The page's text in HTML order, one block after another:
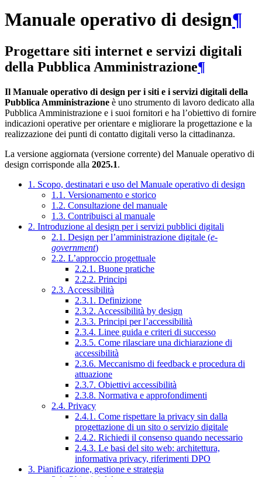
Manuale operativo di design¶
Progettare siti internet e servizi digitali
della Pubblica Amministrazione¶
Il Manuale operativo di design per i siti e i servizi digitali della
Pubblica Amministrazione è uno strumento di lavoro dedicato alla
Pubblica Amministrazione e i suoi fornitori e ha l’obiettivo di fornire
indicazioni operative per orientare e migliorare la progettazione e la
realizzazione dei punti di contatto digitali verso la cittadinanza.
La versione aggiornata (versione corrente) del Manuale operativo di
design corrisponde alla 2025.1.
1. Scopo, destinatari e uso del Manuale operativo di design
1.1. Versionamento e storico
1.2. Consultazione del manuale
1.3. Contribuisci al manuale
2. Introduzione al design per i servizi pubblici digitali
2.1. Design per l’amministrazione digitale (e-
government)
2.2. L’approccio progettuale
2.2.1. Buone pratiche
2.2.2. Principi
2.3. Accessibilità
2.3.1. Definizione
2.3.2. Accessibilità by design
2.3.3. Principi per l’accessibilità
2.3.4. Linee guida e criteri di successo
2.3.5. Come rilasciare una dichiarazione di
accessibilità
2.3.6. Meccanismo di feedback e procedura di
attuazione
2.3.7. Obiettivi accessibilità
2.3.8. Normativa e approfondimenti
2.4. Privacy
2.4.1. Come rispettare la privacy sin dalla
progettazione di un sito o servizio digitale
2.4.2. Richiedi il consenso quando necessario
2.4.3. Le basi del sito web: architettura,
informativa privacy, riferimenti DPO
3. Pianificazione, gestione e strategia